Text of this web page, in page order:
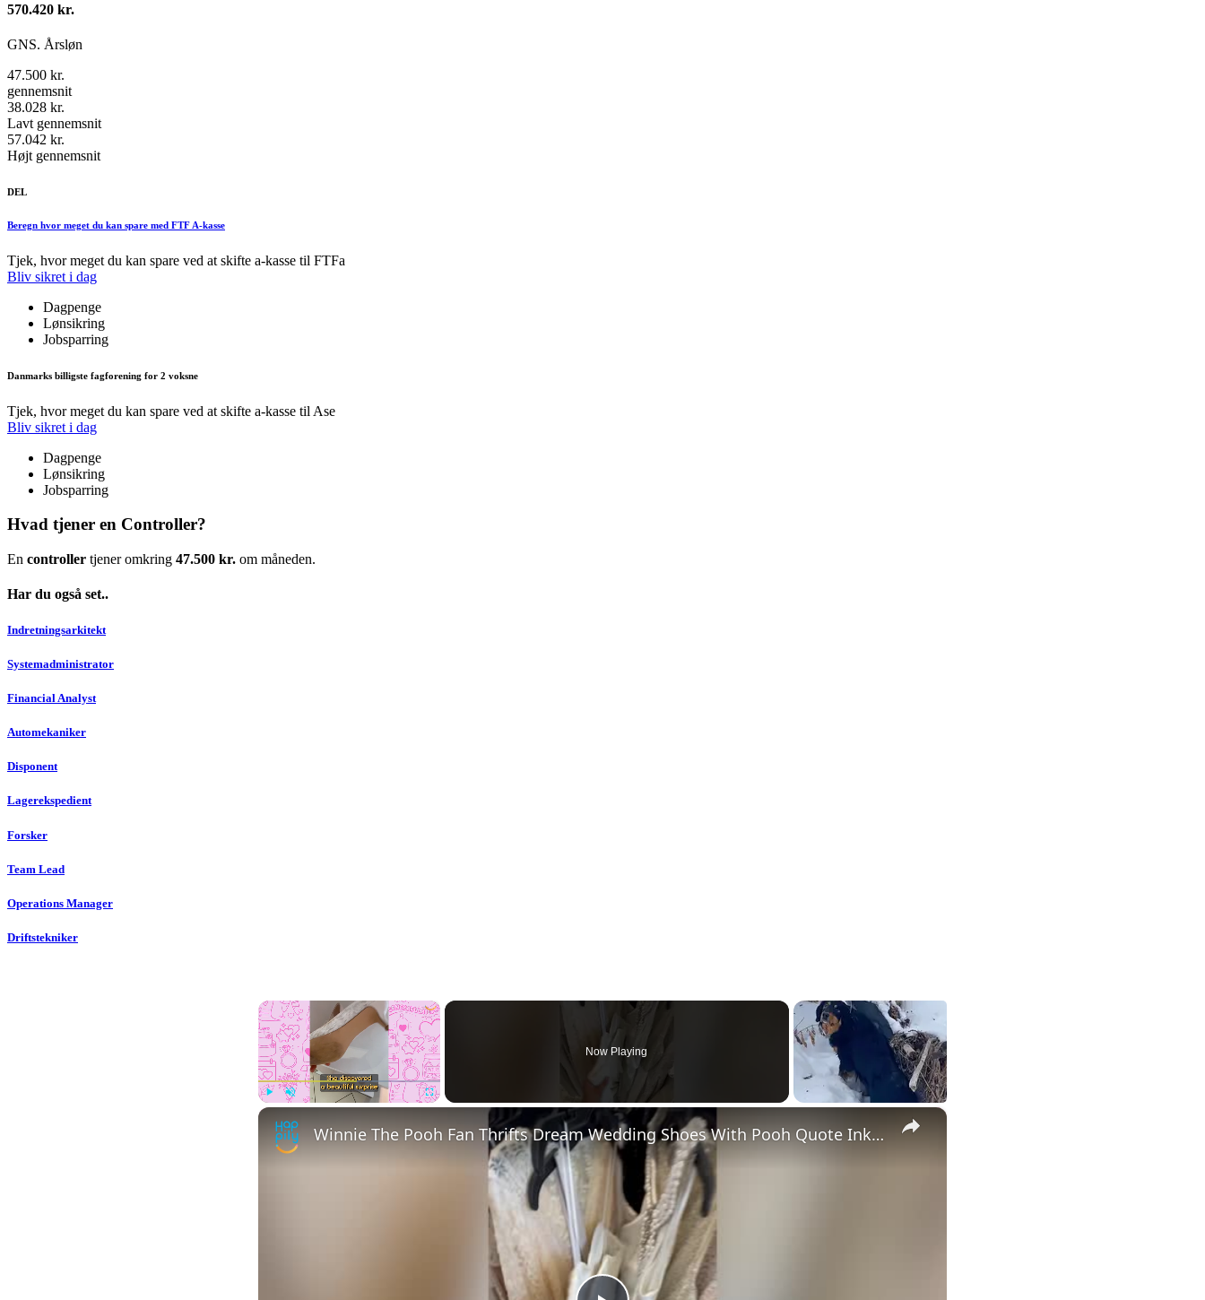
570.420 kr.
GNS. Årsløn
47.500 kr.
gennemsnit
38.028 kr.
Lavt gennemsnit
57.042 kr.
Højt gennemsnit
DEL
Beregn hvor meget du kan spare med FTF A-kasse
Tjek, hvor meget du kan spare ved at skifte a-kasse til FTFa
Bliv sikret i dag
Dagpenge
Lønsikring
Jobsparring
Danmarks billigste fagforening for 2 voksne
Tjek, hvor meget du kan spare ved at skifte a-kasse til Ase
Bliv sikret i dag
Dagpenge
Lønsikring
Jobsparring
Hvad tjener en Controller?
En controller tjener omkring 47.500 kr. om måneden.
Har du også set..
Indretningsarkitekt
Systemadministrator
Financial Analyst
Automekaniker
Disponent
Lagerekspedient
Forsker
Team Lead
Operations Manager
Driftstekniker
×
Now Playing
×
Winnie The Pooh Fan Thrifts Dream Wedding Shoes With Pooh Quote Inked On Sole